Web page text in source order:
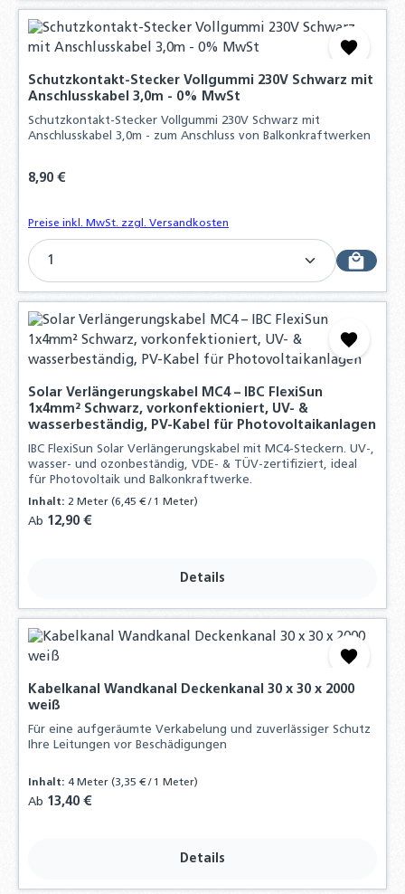
Schutzkontakt-Stecker Vollgummi 230V Schwarz mit
Anschlusskabel 3,0m - 0% MwSt
Schutzkontakt-Stecker Vollgummi 230V Schwarz mit
Anschlusskabel 3,0m - zum Anschluss von Balkonkraftwerken
Regulärer Preis:
8,90 €
Preise inkl. MwSt. zzgl. Versandkosten
Produkt Anzahl: Gib den gewünschten Wert
Solar Verlängerungskabel MC4 – IBC FlexiSun
1x4mm² Schwarz, vorkonfektioniert, UV- &
wasserbeständig, PV-Kabel für Photovoltaikanlagen
IBC FlexiSun Solar Verlängerungskabel mit MC4-Steckern. UV-,
wasser- und ozonbeständig, VDE- & TÜV-zertifiziert, ideal
für Photovoltaik und Balkonkraftwerke.
Inhalt:2 Meter(6,45 € / 1 Meter)
Regulärer Preis:
Ab 12,90 €
Details
Kabelkanal Wandkanal Deckenkanal 30 x 30 x 2000
weiß
Für eine aufgeräumte Verkabelung und zuverlässiger Schutz
Ihre Leitungen vor Beschädigungen
Inhalt:4 Meter(3,35 € / 1 Meter)
Regulärer Preis:
Ab 13,40 €
Details